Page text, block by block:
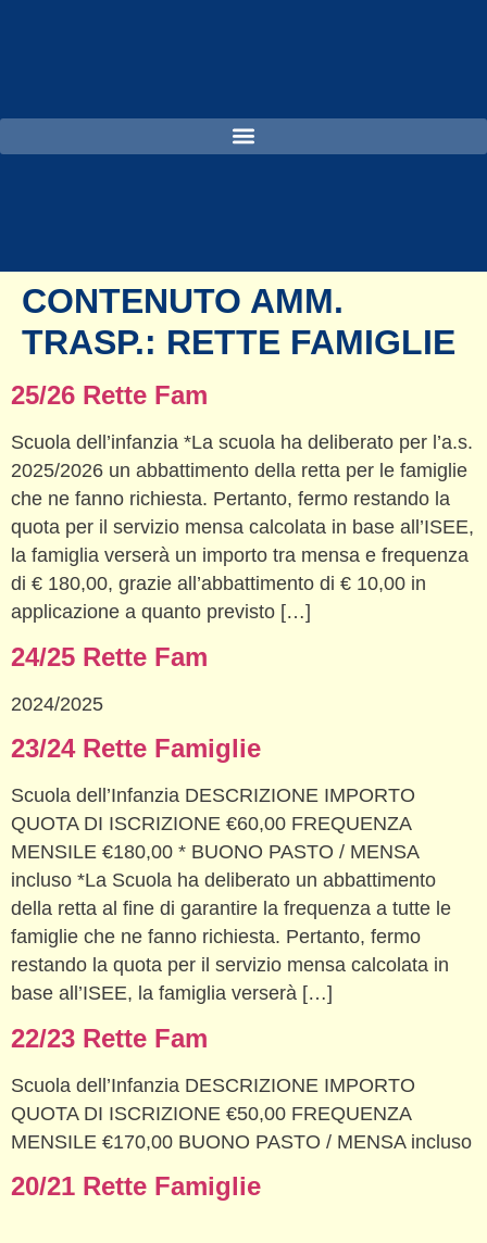
CONTENUTO AMM.
TRASP.: RETTE FAMIGLIE
25/26 Rette Fam
Scuola dell’infanzia *La scuola ha deliberato per l’a.s.
2025/2026 un abbattimento della retta per le famiglie
che ne fanno richiesta. Pertanto, fermo restando la
quota per il servizio mensa calcolata in base all’ISEE,
la famiglia verserà un importo tra mensa e frequenza
di € 180,00, grazie all’abbattimento di € 10,00 in
applicazione a quanto previsto […]
24/25 Rette Fam
2024/2025
23/24 Rette Famiglie
Scuola dell’Infanzia DESCRIZIONE IMPORTO
QUOTA DI ISCRIZIONE €60,00 FREQUENZA
MENSILE €180,00 * BUONO PASTO / MENSA
incluso *La Scuola ha deliberato un abbattimento
della retta al fine di garantire la frequenza a tutte le
famiglie che ne fanno richiesta. Pertanto, fermo
restando la quota per il servizio mensa calcolata in
base all’ISEE, la famiglia verserà […]
22/23 Rette Fam
Scuola dell’Infanzia DESCRIZIONE IMPORTO
QUOTA DI ISCRIZIONE €50,00 FREQUENZA
MENSILE €170,00 BUONO PASTO / MENSA incluso
20/21 Rette Famiglie